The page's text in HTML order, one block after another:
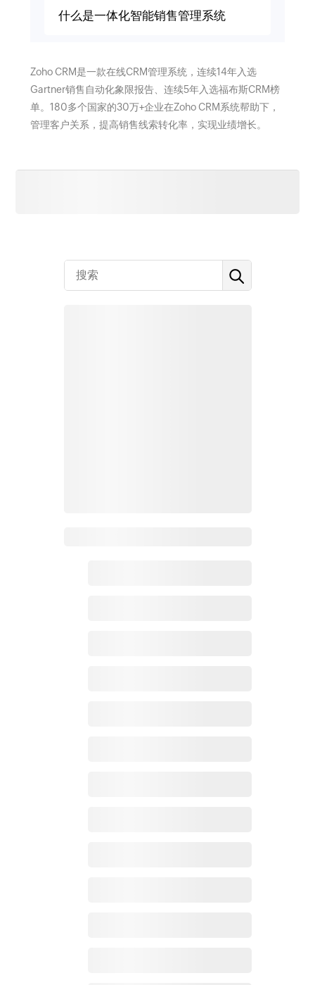
什么是一体化智能销售管理系统
Zoho CRM是一款在线CRM管理系统，连续14年入选
Gartner销售自动化象限报告、连续5年入选福布斯CRM榜
单。180多个国家的30万+企业在Zoho CRM系统帮助下，
管理客户关系，提高销售线索转化率，实现业绩增长。